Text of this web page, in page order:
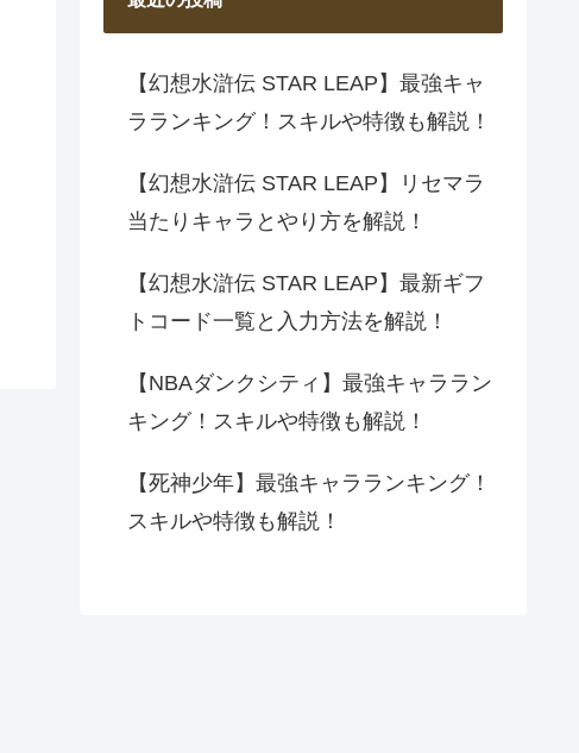
【幻想水滸伝 STAR LEAP】最強キャ
ラランキング！スキルや特徴も解説！
【幻想水滸伝 STAR LEAP】リセマラ
当たりキャラとやり方を解説！
【幻想水滸伝 STAR LEAP】最新ギフ
トコード一覧と入力方法を解説！
【NBAダンクシティ】最強キャララン
キング！スキルや特徴も解説！
【死神少年】最強キャラランキング！
スキルや特徴も解説！